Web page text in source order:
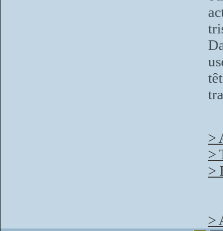
>
>
>
>